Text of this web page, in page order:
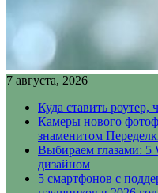
7 августа, 2026
Куда ставить
Камеры нового
знаменитом
Выбираем глазами: 5
дизайном
5 смартфонов с